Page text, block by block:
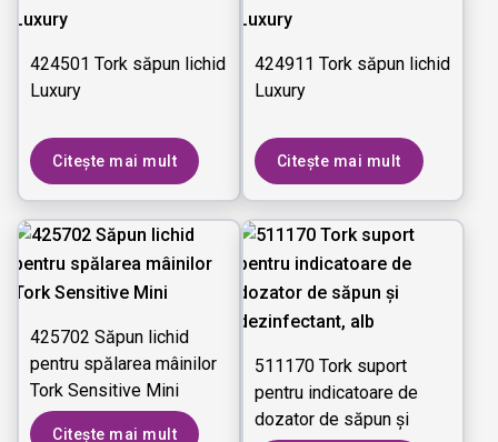
424501 Tork săpun lichid
Luxury
Citește mai mult
424911 Tork săpun lichid
Luxury
Citește mai mult
425702 Săpun lichid
pentru spălarea mâinilor
Tork Sensitive Mini
Citește mai mult
511170 Tork suport
pentru indicatoare de
dozator de săpun și